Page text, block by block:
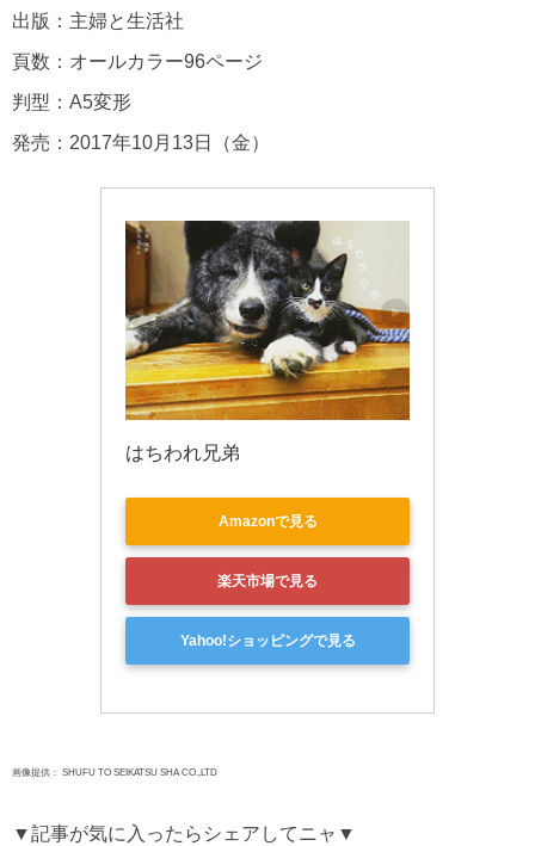
出版：主婦と生活社
頁数：オールカラー96ページ
判型：A5変形
発売：2017年10月13日（金）
はちわれ兄弟
Amazonで見る
楽天市場で見る
Yahoo!ショッピングで見る
画像提供： SHUFU TO SEIKATSU SHA CO.,LTD
▼記事が気に入ったらシェアしてニャ▼